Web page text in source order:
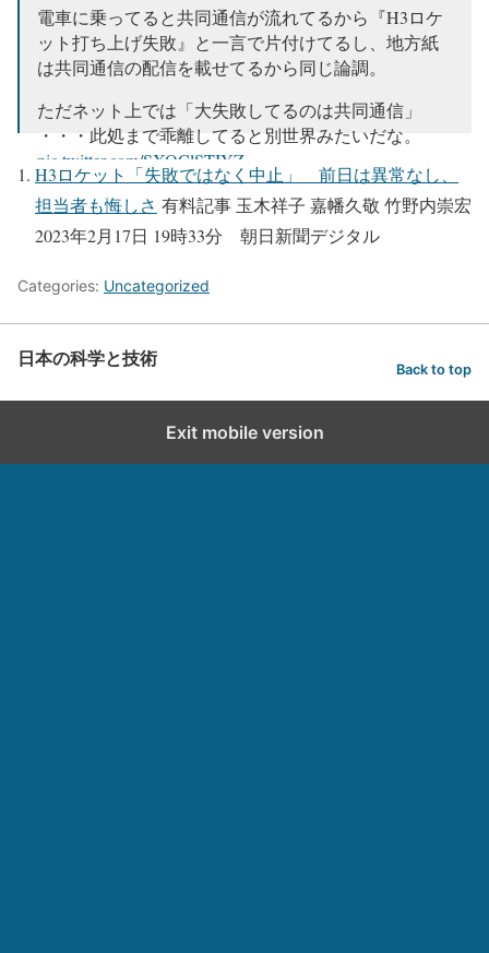
でも言葉にこだわらないで欲しい。
— 肥和野 佳子 (@lalahearttwit) February 18, 2023
電車に乗ってると共同通信が流れてるから『H3ロケ
ット打ち上げ失敗』と一言で片付けてるし、地方紙
は共同通信の配信を載せてるから同じ論調。
ただネット上では「大失敗してるのは共同通信」
・・・此処まで乖離してると別世界みたいだな。
pic.twitter.com/SXQClSTIYZ
— がじろー (@mangajiro) February 18, 2023
H3ロケット「失敗ではなく中止」 前日は異常なし、
担当者も悔しさ 有料記事 玉木祥子 嘉幡久敬 竹野内崇宏
2023年2月17日 19時33分 朝日新聞デジタル
Categories: Uncategorized
日本の科学と技術 Back to top
Exit mobile version